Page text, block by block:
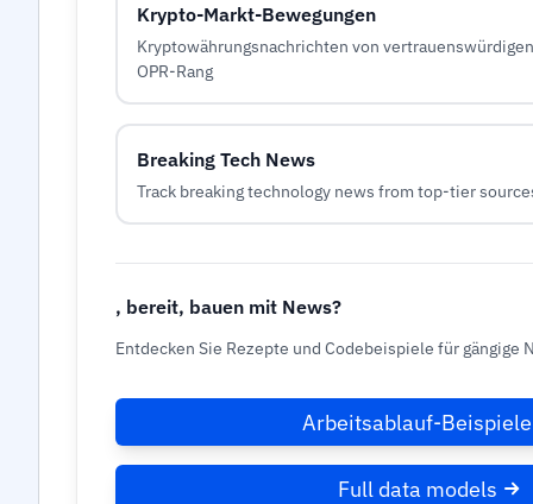
Krypto-Markt-Bewegungen
Kryptowährungsnachrichten von
OPR-Rang
Breaking Tech News
Track breaking technology news from top-tier
, bereit, bauen mit News?
Entdecken Sie Rezepte und Codebeispiele für gängige
Arbeitsablauf-Beispiele
Full data models